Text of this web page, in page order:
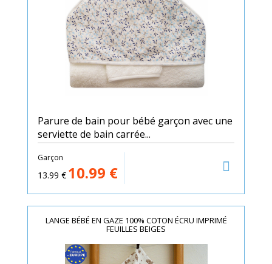
Parure de bain pour bébé garçon avec une
serviette de bain carrée...
Garçon
13.99 € 10.99 €
LANGE BÉBÉ EN GAZE 100% COTON ÉCRU IMPRIMÉ
FEUILLES BEIGES